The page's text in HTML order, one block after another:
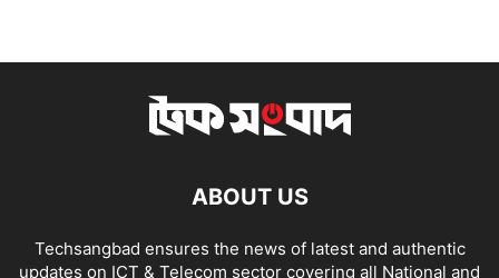
ABOUT US
Techsangbad ensures the news of latest and authentic
updates on ICT & Telecom sector covering all National and